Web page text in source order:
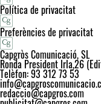
Política de privacitat
Preferències de privacitat
Capgròs Comunicació, SL
Ronda President Irla,26
Telèfon: 93 312 73 53
redaccio@capgros.com